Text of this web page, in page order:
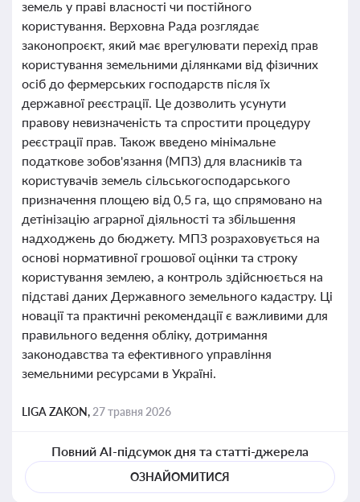
земель у праві власності чи постійного
користування. Верховна Рада розглядає
законопроєкт, який має врегулювати перехід прав
користування земельними ділянками від фізичних
осіб до фермерських господарств після їх
державної реєстрації. Це дозволить усунути
правову невизначеність та спростити процедуру
реєстрації прав. Також введено мінімальне
податкове зобов'язання (МПЗ) для власників та
користувачів земель сільськогосподарського
призначення площею від 0,5 га, що спрямовано на
детінізацію аграрної діяльності та збільшення
надходжень до бюджету. МПЗ розраховується на
основі нормативної грошової оцінки та строку
користування землею, а контроль здійснюється на
підставі даних Державного земельного кадастру. Ці
новації та практичні рекомендації є важливими для
правильного ведення обліку, дотримання
законодавства та ефективного управління
земельними ресурсами в Україні.
LIGA ZAKON, 27 травня 2026
Повний AI-підсумок дня та статті-джерела
ОЗНАЙОМИТИСЯ